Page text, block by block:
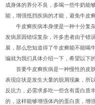
成身体的养分不良，多喝一些牛奶能
能，增强抵挡疾病的才能，避免牛皮
牛皮癣疾病本身便是一种十分复杂
发病原因错综复杂，许多患者由于错
展，那么您知道得了牛皮癣能不能喝
编就为我们具体介绍一下，希望以下
首要牛皮癣疾病是一种慢性的皮肤
表现症状是发生大量的脱屑现象，所
反抗力，必需求多吃一些含有蛋白质
的，这样能够增强体内的蛋白质，增